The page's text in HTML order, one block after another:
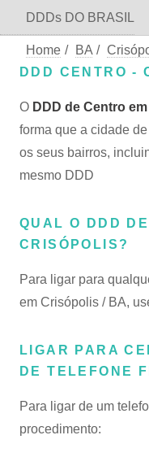
DDDs DO BRASIL
Home / BA /
DDD CENTRO -
O DDD de Centro
forma que a cidade
os seus bairros,
mesmo DDD
QUAL O DDD
CRISÓPOLIS?
Para ligar para
em Crisópolis / BA,
LIGAR PARA
DE TELEFONE
Para ligar de um
procedimento: